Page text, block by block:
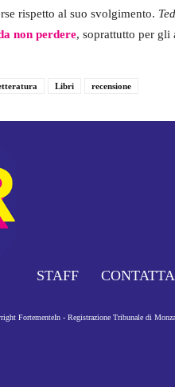
rispetto al suo svolgimento.
non perdere, soprattutto per gli
Libri recensione
STAFF
FortementeIn - Registrazione Tribunale di